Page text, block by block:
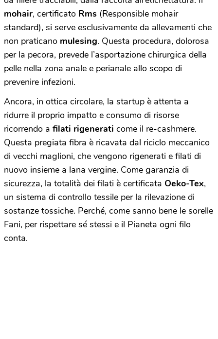
mohair, certificato Rms (Responsible mohair
standard), si serve esclusivamente da allevamenti che
non praticano mulesing. Questa procedura, dolorosa
per la pecora, prevede l’asportazione chirurgica della
pelle nella zona anale e perianale allo scopo di
prevenire infezioni.
Ancora, in ottica circolare, la startup è attenta a
ridurre il proprio impatto e consumo di risorse
ricorrendo a filati rigenerati come il re-cashmere.
Questa pregiata fibra è ricavata dal riciclo meccanico
di vecchi maglioni, che vengono rigenerati e filati di
nuovo insieme a lana vergine. Come garanzia di
sicurezza, la totalità dei filati è certificata Oeko-Tex,
un sistema di controllo tessile per la rilevazione di
sostanze tossiche. Perché, come sanno bene le sorelle
Fani, per rispettare sé stessi e il Pianeta ogni filo
conta.